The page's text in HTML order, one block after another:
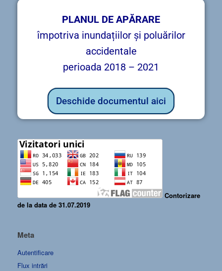
PLANUL DE APĂRARE
împotriva inundațiilor și poluărilor
accidentale
perioada 2018 – 2021
Deschide documentul aici
Contorizare
de la data de 31.07.2019
Meta
Autentificare
Flux intrări